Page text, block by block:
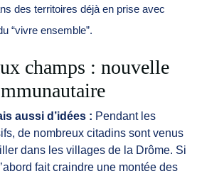
des territoires déjà en prise avec
“vivre ensemble”.
champs : nouvelle
aussi d’idées : Pendant les
de nombreux citadins sont venus
dans les villages de la Drôme. Si
fait craindre une montée des